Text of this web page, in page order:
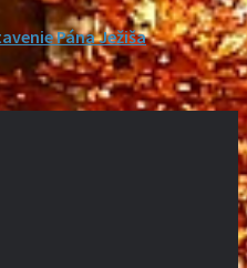
Pána Ježiša